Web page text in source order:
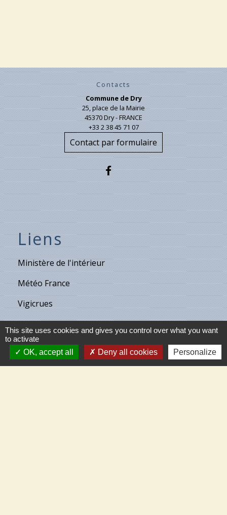
Contacts
Commune de Dry
25, place de la Mairie
45370 Dry - FRANCE
+33 2 38 45 71 07
Contact par formulaire
Liens
Ministère de l'intérieur
Météo France
Vigicrues
Son & Lumières de Cléry
Maison de retraite de Villecante
This site uses cookies and gives you control over what you want
to activate
OK, accept all
Deny all cookies Personalize